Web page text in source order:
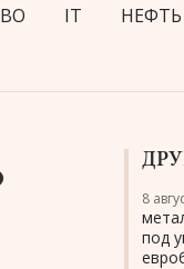
IT НЕФТЬ
8
под